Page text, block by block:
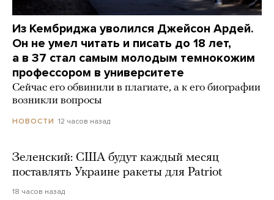
Из Кембриджа уволился Джейсон Ардей.
Он не умел читать и писать до 18 лет,
а в 37 стал самым молодым темнокожим
профессором в университете
Сейчас его обвинили в плагиате, а к его биографии
возникли вопросы
НОВОСТИ 12 часов назад
Зеленский: США будут каждый месяц
поставлять Украине ракеты для Patriot
18 часов назад